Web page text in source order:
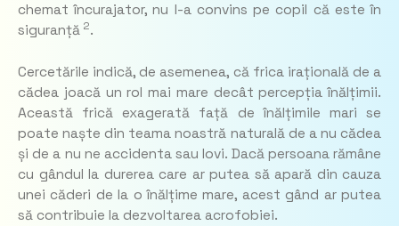
chemat încurajator, nu l-a convins pe copil că este în
siguranță 2.
Cercetările indică, de asemenea, că frica irațională de a
cădea joacă un rol mai mare decât percepția înălțimii.
Această frică exagerată față de înălțimile mari se
poate naște din teama noastră naturală de a nu cădea
și de a nu ne accidenta sau lovi. Dacă persoana rămâne
cu gândul la durerea care ar putea să apară din cauza
unei căderi de la o înălțime mare, acest gând ar putea
să contribuie la dezvoltarea acrofobiei.